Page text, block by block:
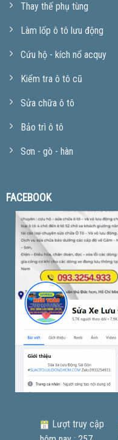
Thay thế phụ tùng
Làm lốp ô tô lưu động
Cứu hộ - kích nổ acquy
Kiểm tra ô tô cũ
Sửa chữa ô tô
Bảo trì ô tô
Sơn - gò - hàn
FACEBOOK
Lượt truy cập